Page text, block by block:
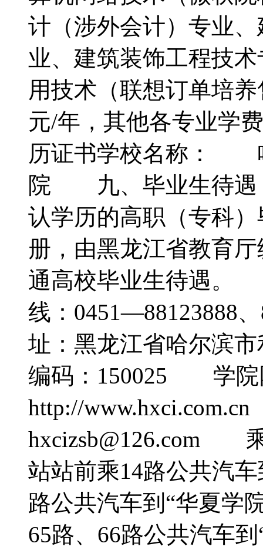
计（涉外会计）专业
业、建筑装饰工程技
用技术（联想订单培
元/年，其他各专业
历证书学校名称：
院 九、毕业生待遇
认学历的高职（专科
册，由黑龙江省教育
通高校毕业生待遇
线：0451—88123888
址：黑龙江省哈尔滨
编码：150025 学院
http://
hxcizsb@126.com
站站前乘14路公共汽
路公共汽车到“华夏学
65路、66路公共汽车